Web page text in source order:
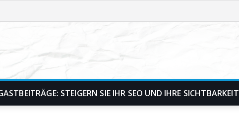
STEIGERN SIE IHR SEO UND IHRE SICHTBARKEIT